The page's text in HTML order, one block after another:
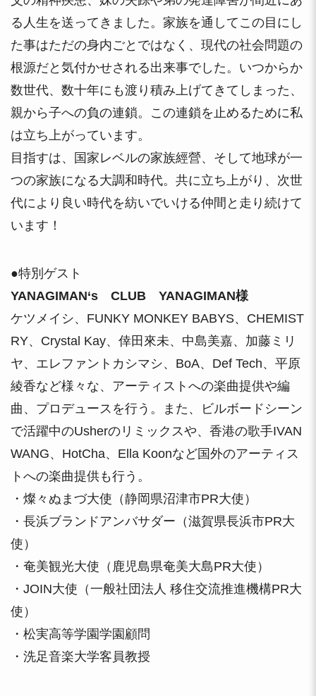
る人生を送ってきました。家族を通してこの目にし
た事はただの身内ごとではなく、現代の社会問題の
根源だと気付かせされる出来事でした。いつからか
数世代、数十年にも渡り積み上げてきてしまった、
親から子への負の連鎖。この連鎖を止めるために私
は立ち上がっています。
目指すは、国家レベルの家族經營、そして地球が一
つの家族になる大調和時代。共に立ち上がり、次世
代により良い時代を紡いでいける仲間と走り続けて
います！
●特別ゲスト
YANAGIMAN‘s CLUB YANAGIMAN様
ケツメイシ、FUNKY MONKEY BABYS、CHEMIST
RY、Crystal Kay、倖田來未、中島美嘉、加藤ミリ
ヤ、エレファントカシマシ、BoA、Def Tech、平原
綾香など様々な、アーティストへの楽曲提供や編
曲、プロデュースを行う。また、ビルボードシーン
で活躍中のUsherのリミックスや、香港の歌手IVAN
WANG、HotCha、Ella Koonなど国外のアーティス
トへの楽曲提供も行う。
・燦々ぬまづ大使（静岡県沼津市PR大使）
・長浜ブランドアンバサダー（滋賀県長浜市PR大
使）
・奄美観光大使（鹿児島県奄美大島PR大使）
・JOIN大使（一般社団法人 移住交流推進機構PR大
使）
・松実高等学園学園顧問
・洗足音楽大学客員教授